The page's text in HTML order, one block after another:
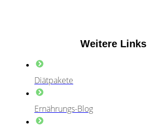
Weitere Links
Diätpakete
Ernährungs-Blog